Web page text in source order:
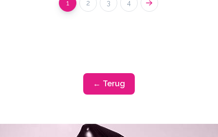
1 2 3 4
← Terug